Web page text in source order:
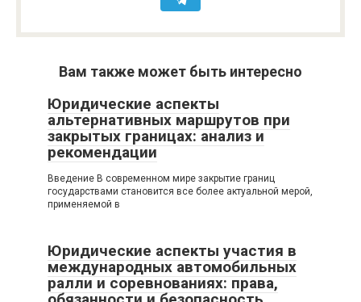
Вам также может быть интересно
Юридические аспекты
альтернативных маршрутов при
закрытых границах: анализ и
рекомендации
Введение В современном мире закрытие границ
государствами становится все более актуальной мерой,
применяемой в
Юридические аспекты участия в
международных автомобильных
ралли и соревнованиях: права,